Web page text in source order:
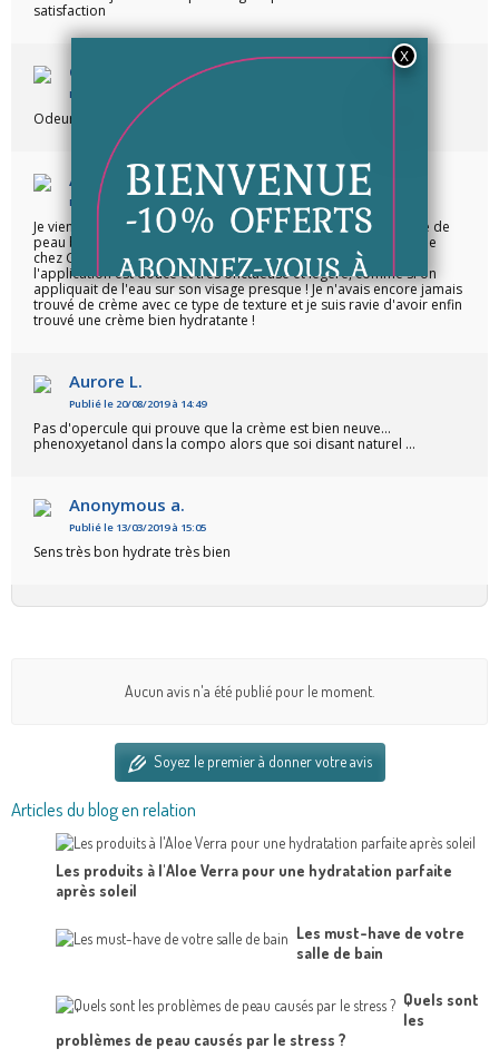
satisfaction
Christelle B.
Publié le 22/04/2020 à 13:40
Odeur agréable
Anysia L.
Publié le 18/04/2020 à 17:18
Je viens de découvrir cette crème qui est pour moi et mon type de
peau bien meilleure que la crème à base de bave d'escargot de
chez Gutto ! L'odeur est très agréable et la crème lors de
l'application est douce et très onctueuse et légère, comme si on
appliquait de l'eau sur son visage presque ! Je n'avais encore jamais
trouvé de crème avec ce type de texture et je suis ravie d'avoir enfin
trouvé une crème bien hydratante !
Aurore L.
Publié le 20/08/2019 à 14:49
Pas d'opercule qui prouve que la crème est bien neuve...
phenoxyetanol dans la compo alors que soi disant naturel ...
Anonymous a.
Publié le 13/03/2019 à 15:05
Sens très bon hydrate très bien
Aucun avis n'a été publié pour le moment.
Soyez le premier à donner votre avis
Articles du blog en relation
Les produits à l'Aloe Verra pour une hydratation parfaite
après soleil
Les must-have de votre
salle de bain
Quels sont
les
problèmes de peau causés par le stress ?